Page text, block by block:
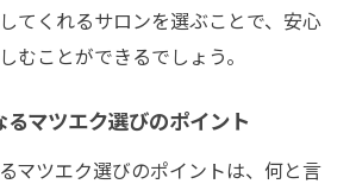
てくれるサロンを選ぶことで、安心
むことができるでしょう。
るマツエク選びのポイント
マツエク選びのポイントは、何と言